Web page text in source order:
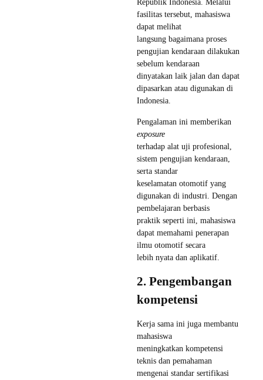
Republik Indonesia. Melalui
fasilitas tersebut, mahasiswa
dapat melihat
langsung bagaimana proses
pengujian kendaraan dilakukan
sebelum kendaraan
dinyatakan laik jalan dan dapat
dipasarkan atau digunakan di
Indonesia.
Pengalaman ini memberikan
exposure
terhadap alat uji profesional,
sistem pengujian kendaraan,
serta standar
keselamatan otomotif yang
digunakan di industri. Dengan
pembelajaran berbasis
praktik seperti ini, mahasiswa
dapat memahami penerapan
ilmu otomotif secara
lebih nyata dan aplikatif.
2. Pengembangan
kompetensi
Kerja sama ini juga membantu
mahasiswa
meningkatkan kompetensi
teknis dan pemahaman
mengenai standar sertifikasi